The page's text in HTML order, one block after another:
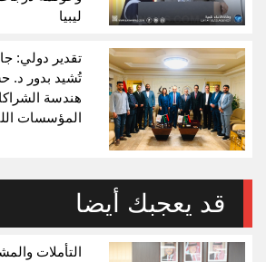
ليبيا
تقدير دولي:
تُشيد بدور د.
هندسة
المؤسسات
قد يعجبك أيضا
التأملات